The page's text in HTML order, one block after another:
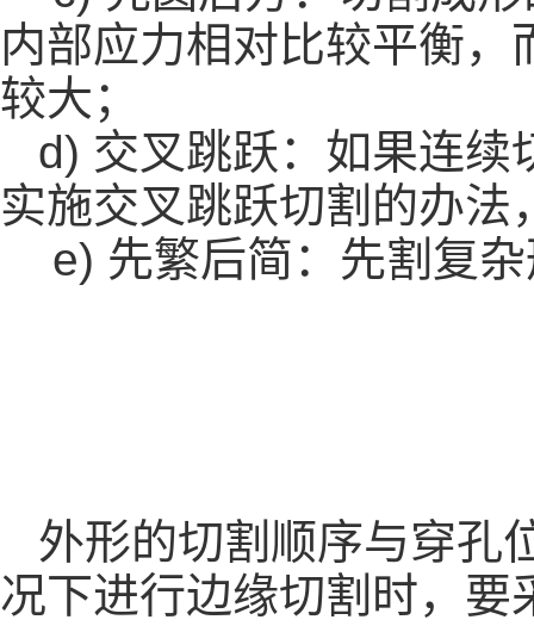
内部应力相对比较平衡
较大；
d) 交叉跳跃：如果连续
实施交叉跳跃切割的办
e) 先繁后简：先割复
外形的切割顺序与穿孔
况下进行边缘切割时，要